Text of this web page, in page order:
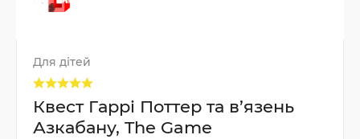
Для дітей
Квест Гаррі Поттер та в’язень
Азкабану, The Game